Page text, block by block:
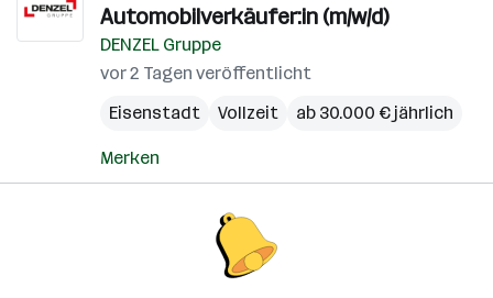
Automobilverkäufer:in (m/w/d)
DENZEL Gruppe
vor 2 Tagen veröffentlicht
Eisenstadt
Vollzeit ab 30.000 € jährlich
Merken